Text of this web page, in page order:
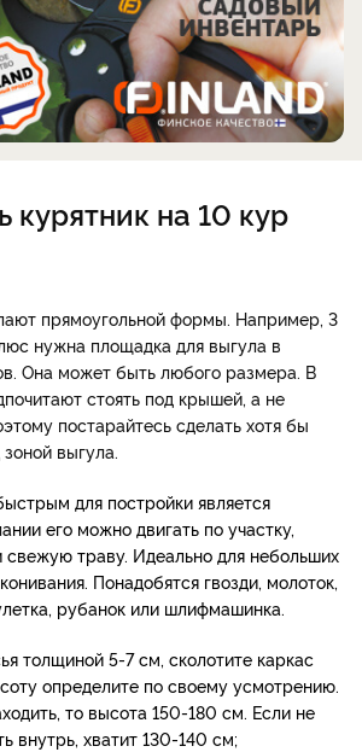
курятник на 10 кур
прямоугольной формы. Например, 3
нужна площадка для выгула в
Она может быть любого размера. В
стоять под крышей, а не
постарайтесь сделать хотя бы
выгула.
для постройки является
его можно двигать по участку,
траву. Идеально для небольших
Понадобятся гвозди, молоток,
рубанок или шлифмашинка.
толщиной 5-7 см, сколотите каркас
определите по своему усмотрению.
то высота 150-180 см. Если не
внутрь, хватит 130-140 см;